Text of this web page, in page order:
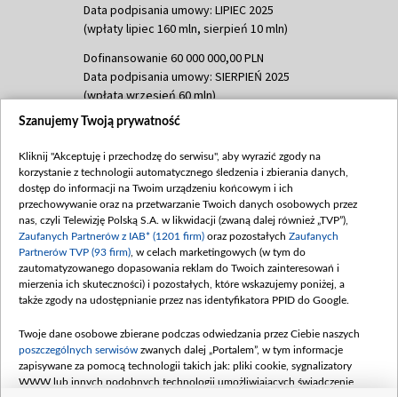
Data podpisania umowy: LIPIEC 2025
(wpłaty lipiec 160 mln, sierpień 10 mln)
Dofinansowanie 60 000 000,00 PLN
Data podpisania umowy: SIERPIEŃ 2025
(wpłata wrzesień 60 mln)
Dofinansowanie 635 783 051,21 PLN
(wpłata wrzesień 100 mln, październik 350
mln, listopad 265 mln)
Dofinansowanie 48 862 000,00 PLN
Data podpisania umowy: GRUDZIEŃ 2025
(wpłata grudzień 60,548 mln)
Dofinansowanie 900 000 000,00 PLN
Data podpisania umowy: LUTY 2026 (wpłata
kwiecień 180 mln, 7 maja 180 mln, 8
czerwca 90 mln)
Dofinansowanie 250 000 000,00 PLN
Szanujemy Twoją prywatność
Kliknij "Akceptuję i przechodzę do serwisu", aby wyrazić zgody na
korzystanie z technologii automatycznego śledzenia i zbierania danych,
dostęp do informacji na Twoim urządzeniu końcowym i ich
przechowywanie oraz na przetwarzanie Twoich danych osobowych przez
nas, czyli Telewizję Polską S.A. w likwidacji (zwaną dalej również „TVP”),
Zaufanych Partnerów z IAB* (1201 firm) oraz pozostałych Zaufanych
Partnerów TVP (93 firm) , w celach marketingowych (w tym do
zautomatyzowanego dopasowania reklam do Twoich zainteresowań i
mierzenia ich skuteczności) i pozostałych, które wskazujemy poniżej, a
także zgody na udostępnianie przez nas identyfikatora PPID do Google.
Twoje dane osobowe zbierane podczas odwiedzania przez Ciebie naszych
poszczególnych serwisów zwanych dalej „Portalem”, w tym informacje
zapisywane za pomocą technologii takich jak: pliki cookie, sygnalizatory
WWW lub innych podobnych technologii umożliwiających świadczenie